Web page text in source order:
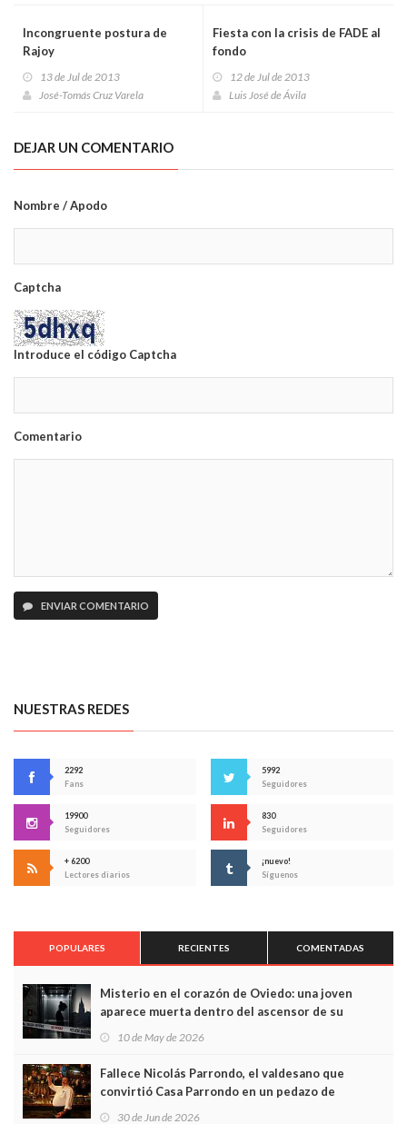
Incongruente postura de
Rajoy
13 de Jul de 2013
José-Tomás Cruz Varela
Fiesta con la crisis de FADE al
fondo
12 de Jul de 2013
Luis José de Ávila
DEJAR UN COMENTARIO
Nombre / Apodo
Captcha
Introduce el código Captcha
Comentario
ENVIAR COMENTARIO
NUESTRAS REDES
2292
Fans
5992
Seguidores
19900
Seguidores
830
Seguidores
+ 6200
Lectores diarios
¡nuevo!
Síguenos
POPULARES RECIENTES COMENTADAS
Misterio en el corazón de Oviedo: una joven
aparece muerta dentro del ascensor de su
edificio y las cámaras captan sus últimos minutos
10 de May de 2026
Fallece Nicolás Parrondo, el valdesano que
convirtió Casa Parrondo en un pedazo de
Asturias en Madrid
30 de Jun de 2026